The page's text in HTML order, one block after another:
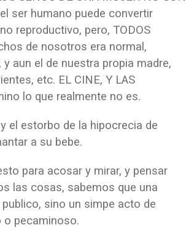
ser humano puede convertir
reproductivo, pero, TODOS
de nosotros era normal,
aun el de nuestra propia madre,
etc. EL CINE, Y LAS
lo que realmente no es.
el estorbo de la hipocrecia de
a su bebe.
para acosar y mirar, y pensar
las cosas, sabemos que una
sino un simpe acto de
o pecaminoso.